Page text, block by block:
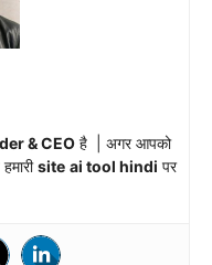
& CEO है | अगर आपको
site ai tool hindi पर